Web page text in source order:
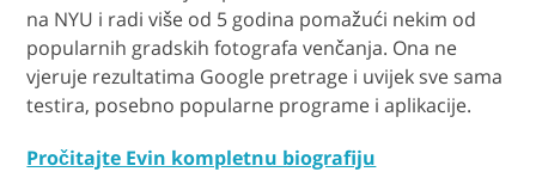
na NYU i radi više od 5 godina pomažući nekim od
popularnih gradskih fotografa venčanja. Ona ne
vjeruje rezultatima Google pretrage i uvijek sve sama
testira, posebno popularne programe i aplikacije.
Pročitajte Evin kompletnu biografiju